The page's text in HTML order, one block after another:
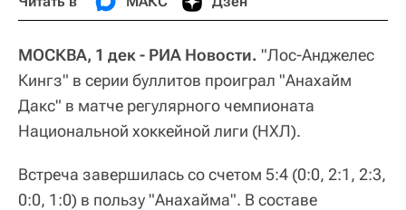
МОСКВА, 1 дек - РИА Новости. "Лос-Анджелес
Кингз" в серии буллитов проиграл "Анахайм
Дакс" в матче регулярного чемпионата
Национальной хоккейной лиги (НХЛ).
Встреча завершилась со счетом 5:4 (0:0, 2:1, 2:3,
0:0, 1:0) в пользу "Анахайма". В составе